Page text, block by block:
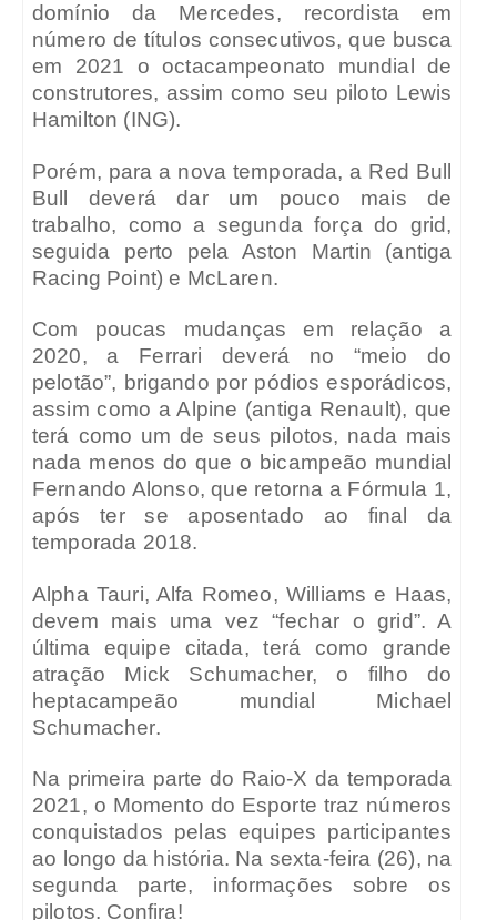
domínio da Mercedes, recordista em
número de títulos consecutivos, que busca
em 2021 o octacampeonato mundial de
construtores, assim como seu piloto Lewis
Hamilton (ING).
Porém, para a nova temporada, a Red Bull
Bull deverá dar um pouco mais de
trabalho, como a segunda força do grid,
seguida perto pela Aston Martin (antiga
Racing Point) e McLaren.
Com poucas mudanças em relação a
2020, a Ferrari deverá no “meio do
pelotão”, brigando por pódios esporádicos,
assim como a Alpine (antiga Renault), que
terá como um de seus pilotos, nada mais
nada menos do que o bicampeão mundial
Fernando Alonso, que retorna a Fórmula 1,
após ter se aposentado ao final da
temporada 2018.
Alpha Tauri, Alfa Romeo, Williams e Haas,
devem mais uma vez “fechar o grid”. A
última equipe citada, terá como grande
atração Mick Schumacher, o filho do
heptacampeão mundial Michael
Schumacher.
Na primeira parte do Raio-X da temporada
2021, o Momento do Esporte traz números
conquistados pelas equipes participantes
ao longo da história. Na sexta-feira (26), na
segunda parte, informações sobre os
pilotos. Confira!